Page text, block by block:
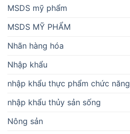
MSDS mỹ phẩm
MSDS MỸ PHẨM
Nhãn hàng hóa
Nhập khẩu
nhập khẩu thực phẩm chức năng
nhập khẩu thủy sản sống
Nông sản